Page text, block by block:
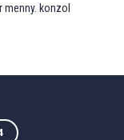
menny. konzol